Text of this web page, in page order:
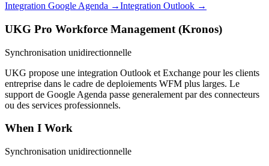
Integration Google Agenda →Integration Outlook →
UKG Pro Workforce Management (Kronos)
Synchronisation unidirectionnelle
UKG propose une integration Outlook et Exchange pour les clients
entreprise dans le cadre de deploiements WFM plus larges. Le
support de Google Agenda passe generalement par des connecteurs
ou des services professionnels.
When I Work
Synchronisation unidirectionnelle